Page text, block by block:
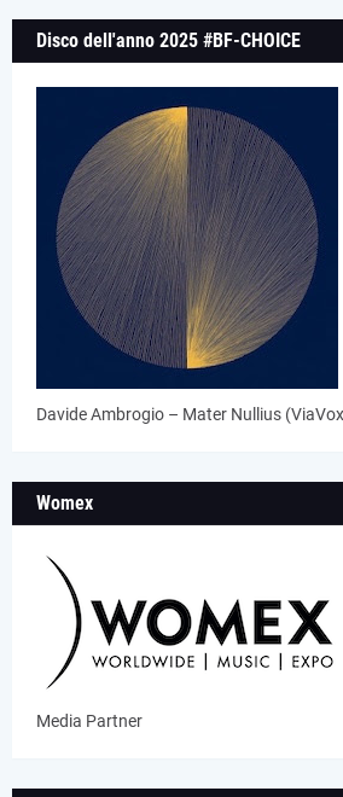
Disco dell'anno 2025 #BF-CHOICE
Davide Ambrogio – Mater Nullius
Womex
Media Partner